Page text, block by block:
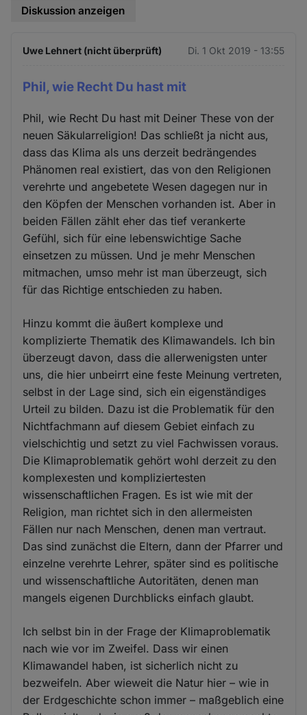
Diskussion anzeigen
Uwe Lehnert (nicht überprüft) Di. 1 Okt 2019 - 13:55
Phil, wie Recht Du hast mit
Phil, wie Recht Du hast mit Deiner These von der
neuen Säkularreligion! Das schließt ja nicht aus,
dass das Klima als uns derzeit bedrängendes
Phänomen real existiert, das von den Religionen
verehrte und angebetete Wesen dagegen nur in
den Köpfen der Menschen vorhanden ist. Aber in
beiden Fällen zählt eher das tief verankerte
Gefühl, sich für eine lebenswichtige Sache
einsetzen zu müssen. Und je mehr Menschen
mitmachen, umso mehr ist man überzeugt, sich
für das Richtige entschieden zu haben.
Hinzu kommt die äußert komplexe und
komplizierte Thematik des Klimawandels. Ich bin
überzeugt davon, dass die allerwenigsten unter
uns, die hier unbeirrt eine feste Meinung vertreten,
selbst in der Lage sind, sich ein eigenständiges
Urteil zu bilden. Dazu ist die Problematik für den
Nichtfachmann auf diesem Gebiet einfach zu
vielschichtig und setzt zu viel Fachwissen voraus.
Die Klimaproblematik gehört wohl derzeit zu den
komplexesten und kompliziertesten
wissenschaftlichen Fragen. Es ist wie mit der
Religion, man richtet sich in den allermeisten
Fällen nur nach Menschen, denen man vertraut.
Das sind zunächst die Eltern, dann der Pfarrer und
einzelne verehrte Lehrer, später sind es politische
und wissenschaftliche Autoritäten, denen man
mangels eigenen Durchblicks einfach glaubt.
Ich selbst bin in der Frage der Klimaproblematik
nach wie vor im Zweifel. Dass wir einen
Klimawandel haben, ist sicherlich nicht zu
bezweifeln. Aber wieweit die Natur hier – wie in
der Erdgeschichte schon immer – maßgeblich eine